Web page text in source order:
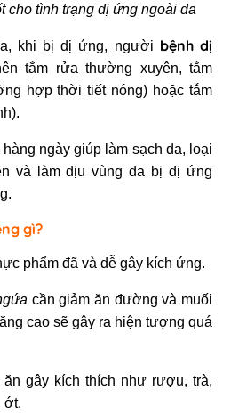
cho tình trạng dị ứng ngoài da
khi bị dị ứng, người bệnh dị
tắm rửa thường xuyên, tắm
hợp thời tiết nóng) hoặc tắm
ngày giúp làm sạch da, loại
và làm dịu vùngda bị dị ứng
gì?
phẩm đã và dễ gây kích ứng.
cần giảm ăn đường và muối
cao sẽ gây ra hiện tượng quá
gây kích thích như rượu, trà,
ớt.